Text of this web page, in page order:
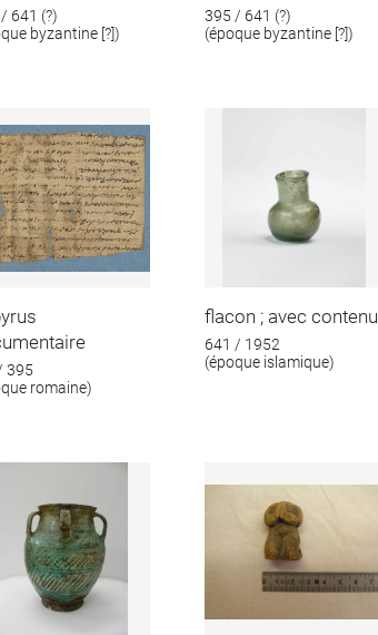
641 (?)
byzantine [?])
395 / 641 (?)
(époque byzantine [?])
395
romaine)
flacon ; avec contenu
641 / 1952
(époque islamique)